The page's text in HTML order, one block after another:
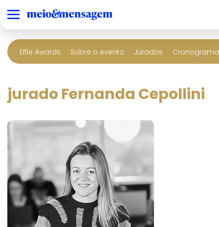
Effie Awards Sobre o evento Jurados
jurado Fernanda Cepollini